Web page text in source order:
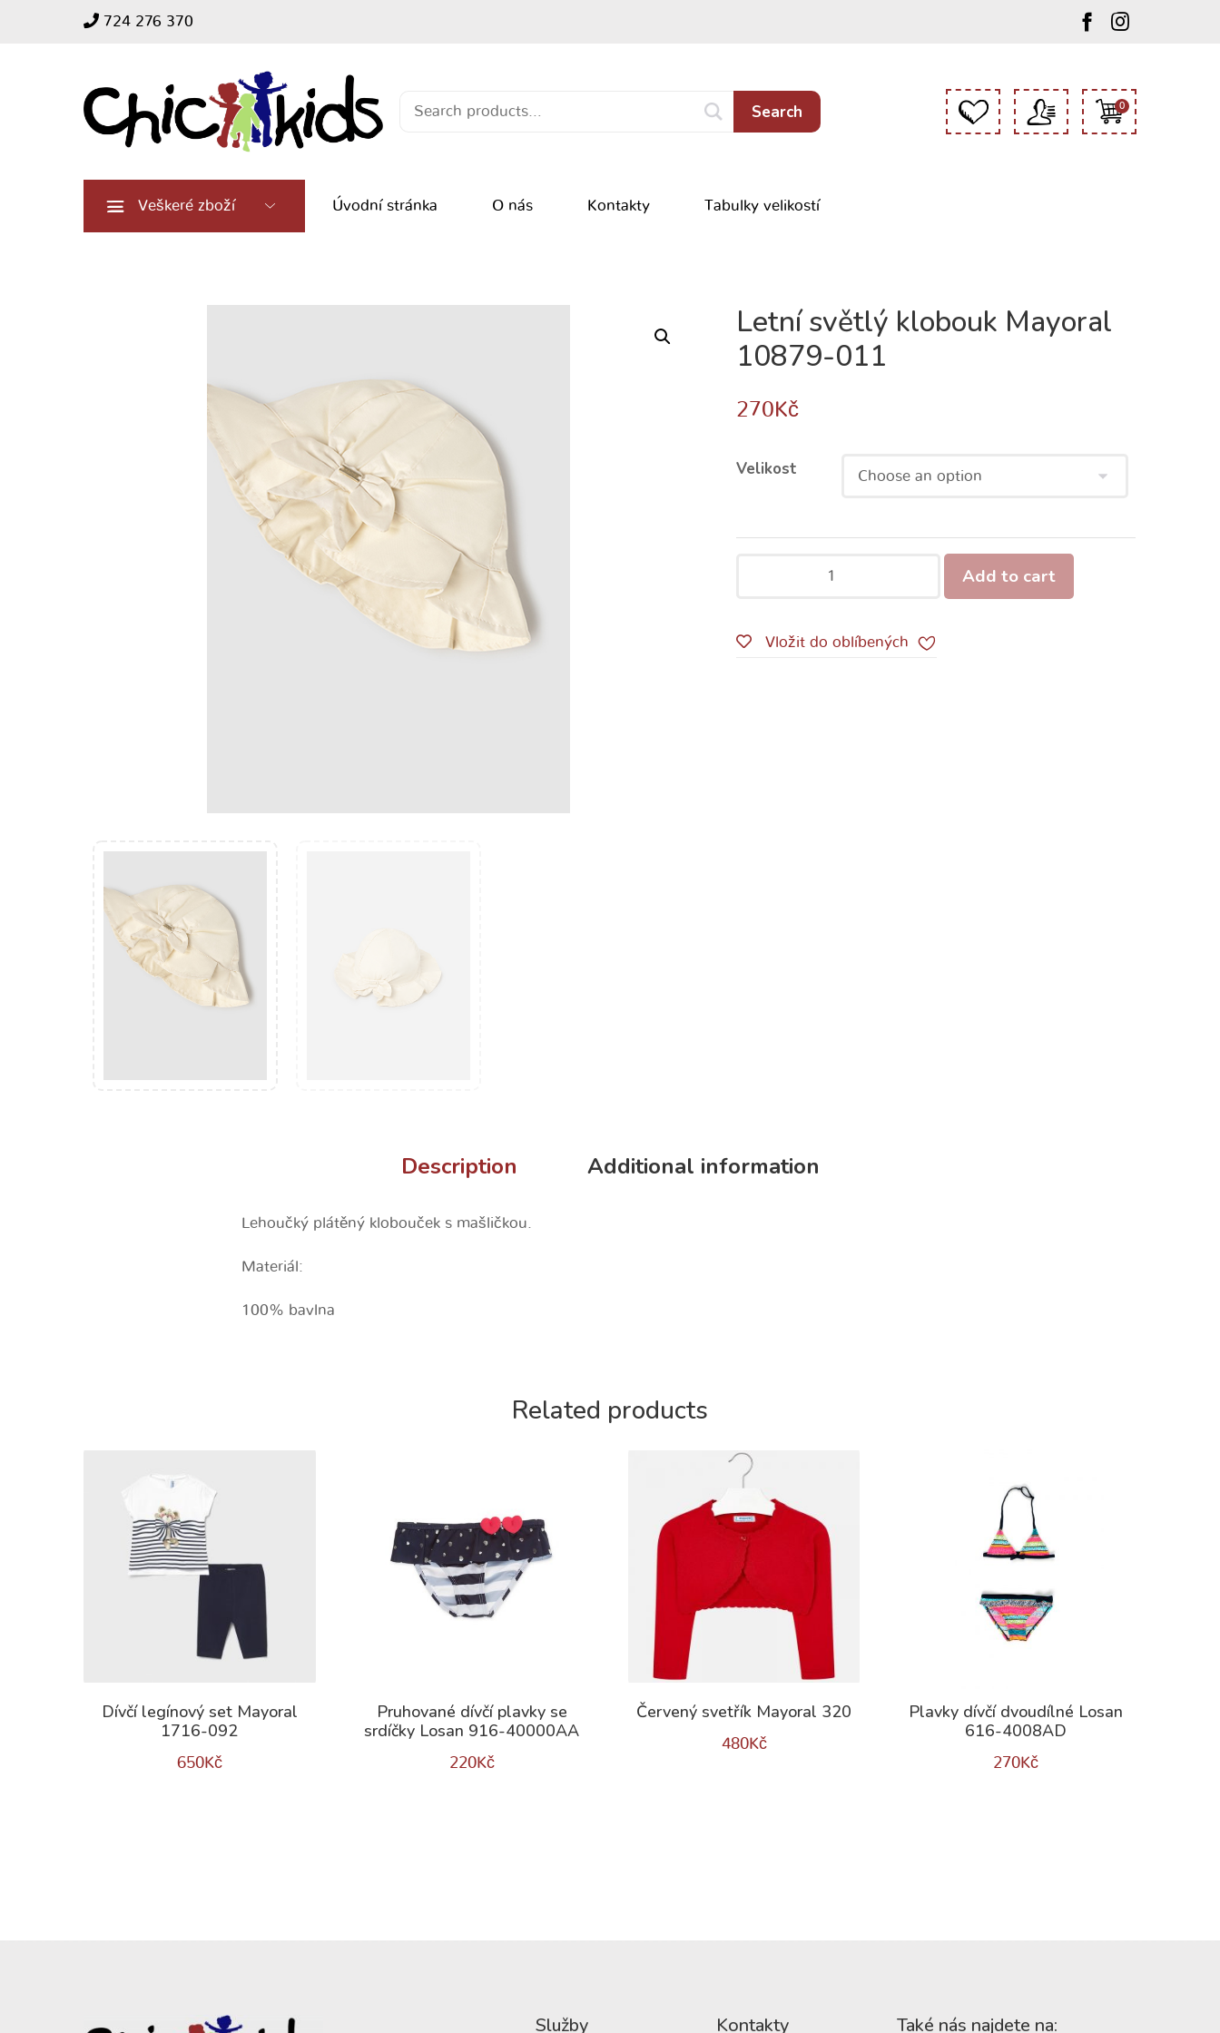
724 276 370
Search 0
Veškeré zboží Úvodní stránka O nás Kontakty Tabulky velikostí
Letní světlý klobouk Mayoral
10879-011
270Kč
Velikost
Add to cart
Vložit do oblíbených
Description Additional information
Lehoučký plátěný klobouček s mašličkou.
Materiál:
100% bavlna
Related products
Dívčí legínový set Mayoral
1716-092
650Kč
Pruhované dívčí plavky se
srdíčky Losan 916-40000AA
220Kč
Červený svetřík Mayoral 320
480Kč
Plavky dívčí dvoudílné Losan
616-4008AD
270Kč
Služby Kontakty Také nás najdete na: